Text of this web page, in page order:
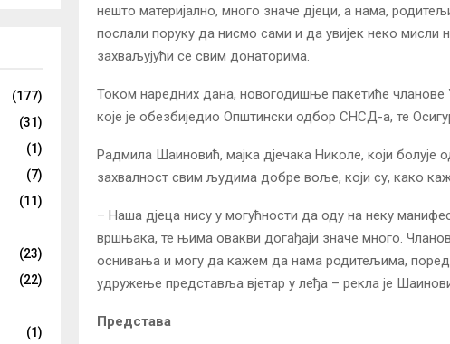
нешто материјално, много значе дјеци, а нама,
послали поруку да нисмо сами и да увијек неко мисли
захваљујући се свим донаторима.
Током наредних дана, новогодишње пакетиће
које је обезбиједио Општински одбор СНСД-а, те
Радмила Шаиновић, мајка дјечака Николе, који болује
захвалност свим људима добре воље, који су, како
– Наша дјеца нису у могућности да оду на неку
вршњака, те њима овакви догађаји значе много.
оснивања и могу да кажем да нама родитељима, поред
удружење представља вјетар у леђа – рекла је
Представа
(177)
(31)
(1)
(7)
(11)
(23)
(22)
(1)